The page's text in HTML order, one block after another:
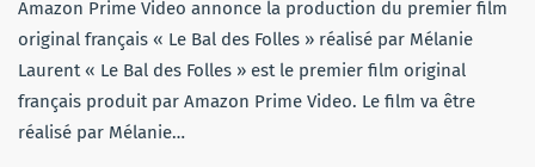
Amazon Prime Video annonce la production du premier film
original français « Le Bal des Folles » réalisé par Mélanie
Laurent « Le Bal des Folles » est le premier film original
français produit par Amazon Prime Video. Le film va être
réalisé par Mélanie…